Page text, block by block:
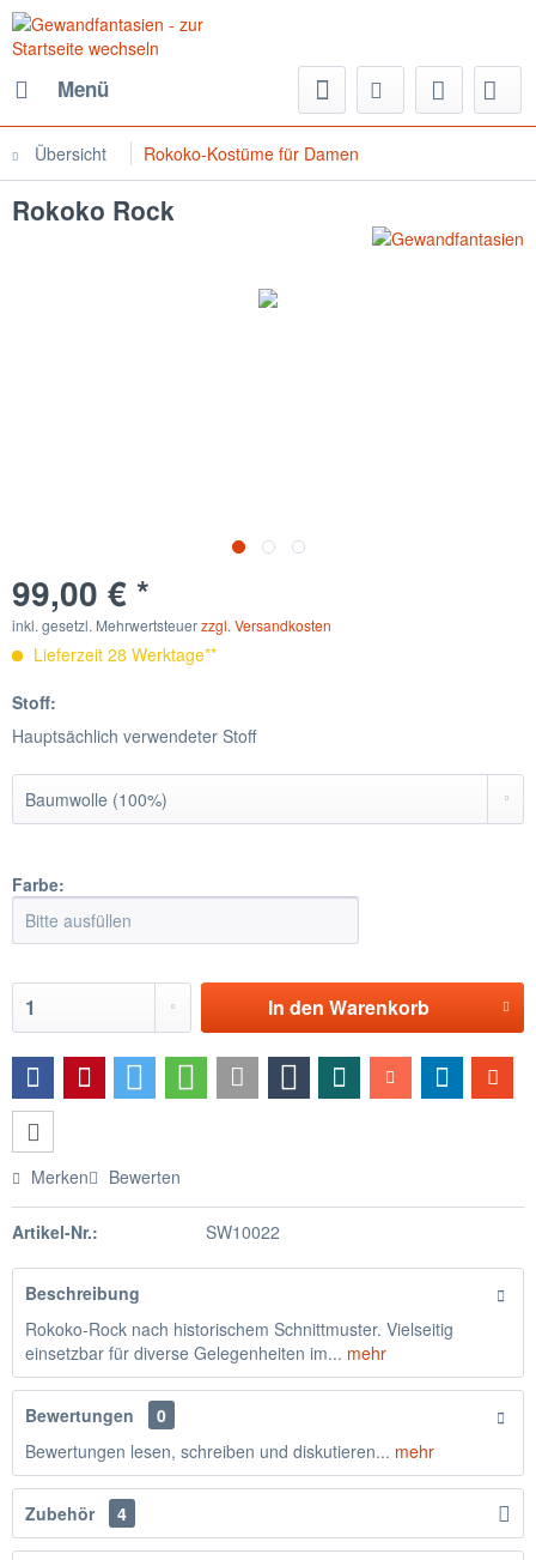
Menü
Übersicht Rokoko-Kostüme für Damen
Rokoko Rock
99,00 € *
inkl. gesetzl. Mehrwertsteuerzzgl. Versandkosten
Lieferzeit 28 Werktage**
Stoff:
Hauptsächlich verwendeter Stoff
Farbe:
In den Warenkorb
Merken Bewerten
Artikel-Nr.: SW10022
Beschreibung
Rokoko-Rock nach historischem Schnittmuster. Vielseitig
einsetzbar für diverse Gelegenheiten im... mehr
Bewertungen
0
Bewertungen lesen, schreiben und diskutieren... mehr
Zubehör 4